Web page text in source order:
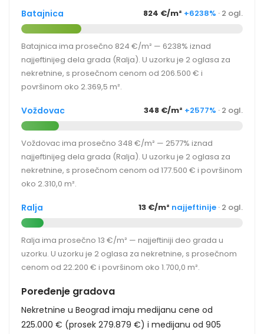
Batajnica 824 €/m² +6238% · 2 ogl.
Batajnica ima prosečno 824 €/m² — 6238% iznad
najjeftinijeg dela grada (Ralja). U uzorku je 2 oglasa za
nekretnine, s prosečnom cenom od 206.500 € i
površinom oko 2.369,5 m².
Voždovac 348 €/m² +2577% · 2 ogl.
Voždovac ima prosečno 348 €/m² — 2577% iznad
najjeftinijeg dela grada (Ralja). U uzorku je 2 oglasa za
nekretnine, s prosečnom cenom od 177.500 € i površinom
oko 2.310,0 m².
Ralja 13 €/m² najjeftinije · 2 ogl.
Ralja ima prosečno 13 €/m² — najjeftiniji deo grada u
uzorku. U uzorku je 2 oglasa za nekretnine, s prosečnom
cenom od 22.200 € i površinom oko 1.700,0 m².
Poređenje gradova
Nekretnine u Beograd imaju medijanu cene od
225.000 € (prosek 279.879 €) i medijanu od 905